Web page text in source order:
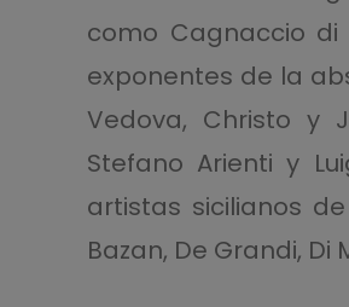
como Cagnaccio di
exponentes de la
Vedova, Christo y
Stefano Arienti y
artistas sicilianos
Bazan, De Grandi, Di